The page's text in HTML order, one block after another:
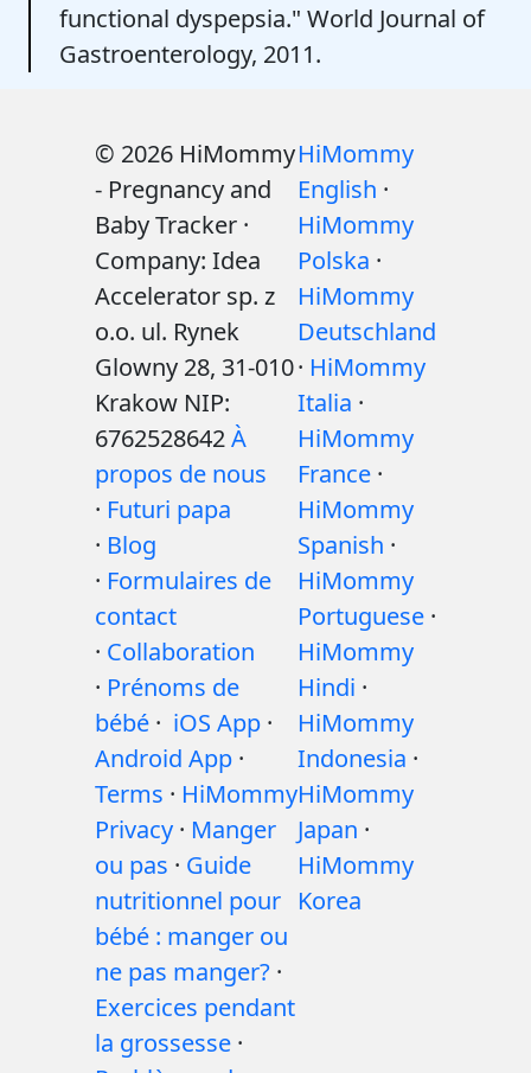
functional dyspepsia." World Journal of
Gastroenterology, 2011.
© 2026 HiMommy
- Pregnancy and
Baby Tracker ·
Company: Idea
Accelerator sp. z
o.o. ul. Rynek
Glowny 28, 31-010
Krakow NIP:
6762528642À
propos de nous
· Futuri papa
· Blog
· Formulaires de
contact
· Collaboration
· Prénoms de
bébé · iOS App ·
Android App ·
Terms · HiMommy
Privacy · Manger
ou pas · Guide
nutritionnel pour
bébé : manger ou
ne pas manger? ·
Exercices pendant
la grossesse ·
HiMommy
English ·
HiMommy
Polska ·
HiMommy
Deutschland
· HiMommy
Italia ·
HiMommy
France ·
HiMommy
Spanish ·
HiMommy
Portuguese ·
HiMommy
Hindi ·
HiMommy
Indonesia ·
HiMommy
Japan ·
HiMommy
Korea